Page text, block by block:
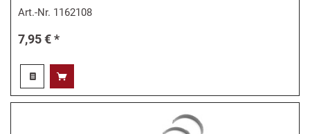
Art.-Nr. 1162108
7,95 € *